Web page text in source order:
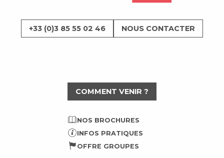
COMMENT VENIR ?
NOS BROCHURES
INFOS PRATIQUES
OFFRE GROUPES
+33 (0)3 85 55 02 46 NOUS CONTACTER